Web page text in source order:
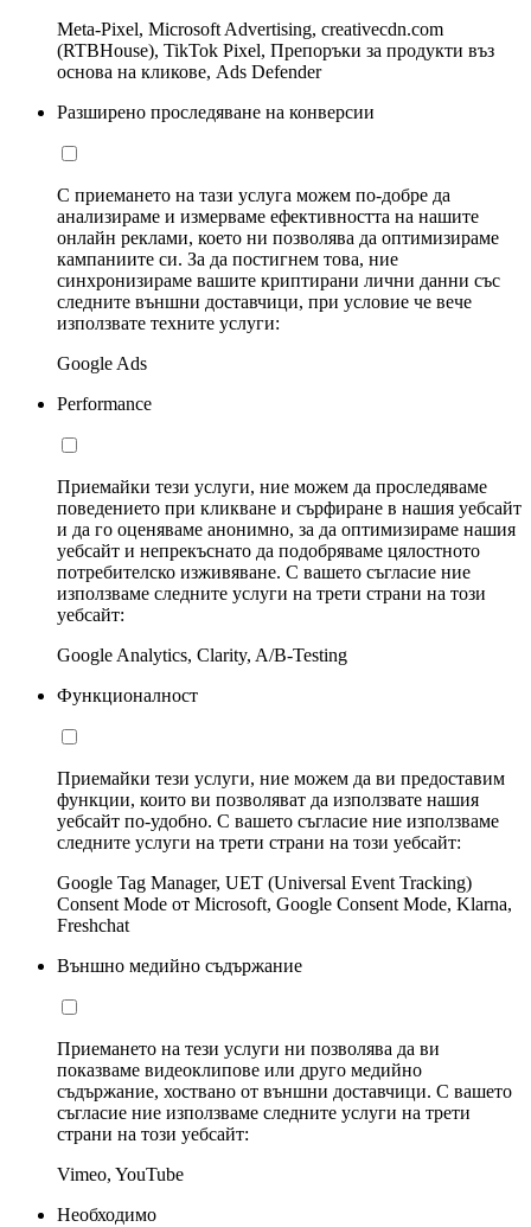
Meta-Pixel, Microsoft Advertising, creativecdn.com
(RTBHouse), TikTok Pixel, Препоръки за продукти въз
основа на кликове, Ads Defender
Разширено проследяване на конверсии
С приемането на тази услуга можем по-добре да
анализираме и измерваме ефективността на нашите
онлайн реклами, което ни позволява да оптимизираме
кампаниите си. За да постигнем това, ние
синхронизираме вашите криптирани лични данни със
следните външни доставчици, при условие че вече
използвате техните услуги:
Google Ads
Performance
Приемайки тези услуги, ние можем да проследяваме
поведението при кликване и сърфиране в нашия уебсайт
и да го оценяваме анонимно, за да оптимизираме нашия
уебсайт и непрекъснато да подобряваме цялостното
потребителско изживяване. С вашето съгласие ние
използваме следните услуги на трети страни на този
уебсайт:
Google Analytics, Clarity, A/B-Testing
Функционалност
Приемайки тези услуги, ние можем да ви предоставим
функции, които ви позволяват да използвате нашия
уебсайт по-удобно. С вашето съгласие ние използваме
следните услуги на трети страни на този уебсайт:
Google Tag Manager, UET (Universal Event Tracking)
Consent Mode от Microsoft, Google Consent Mode, Klarna,
Freshchat
Външно медийно съдържание
Приемането на тези услуги ни позволява да ви
показваме видеоклипове или друго медийно
съдържание, хоствано от външни доставчици. С вашето
съгласие ние използваме следните услуги на трети
страни на този уебсайт:
Vimeo, YouTube
Необходимо